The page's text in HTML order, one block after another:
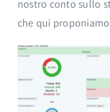
nostro conto sullo
che qui